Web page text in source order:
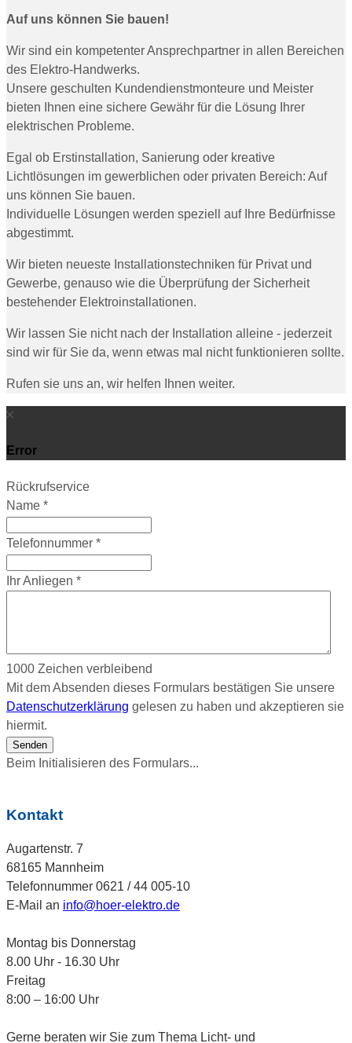
Auf uns können Sie bauen!
Wir sind ein kompetenter Ansprechpartner in allen Bereichen
des Elektro-Handwerks.
Unsere geschulten Kundendienstmonteure und Meister
bieten Ihnen eine sichere Gewähr für die Lösung Ihrer
elektrischen Probleme.
Egal ob Erstinstallation, Sanierung oder kreative
Lichtlösungen im gewerblichen oder privaten Bereich: Auf
uns können Sie bauen.
Individuelle Lösungen werden speziell auf Ihre Bedürfnisse
abgestimmt.
Wir bieten neueste Installationstechniken für Privat und
Gewerbe, genauso wie die Überprüfung der Sicherheit
bestehender Elektroinstallationen.
Wir lassen Sie nicht nach der Installation alleine - jederzeit
sind wir für Sie da, wenn etwas mal nicht funktionieren sollte.
Rufen sie uns an, wir helfen Ihnen weiter.
Error
Rückrufservice
Name *
Telefonnummer *
Ihr Anliegen *
1000 Zeichen verbleibend
Mit dem Absenden dieses Formulars bestätigen Sie unsere
Datenschutzerklärung gelesen zu haben und akzeptieren sie
hiermit.
Senden
Beim Initialisieren des Formulars...
Kontakt
Augartenstr. 7
68165 Mannheim
Telefonnummer 0621 / 44 005-10
E-Mail an info@hoer-elektro.de
Montag bis Donnerstag
8.00 Uhr - 16.30 Uhr
Freitag
8:00 – 16:00 Uhr
Gerne beraten wir Sie zum Thema Licht- und